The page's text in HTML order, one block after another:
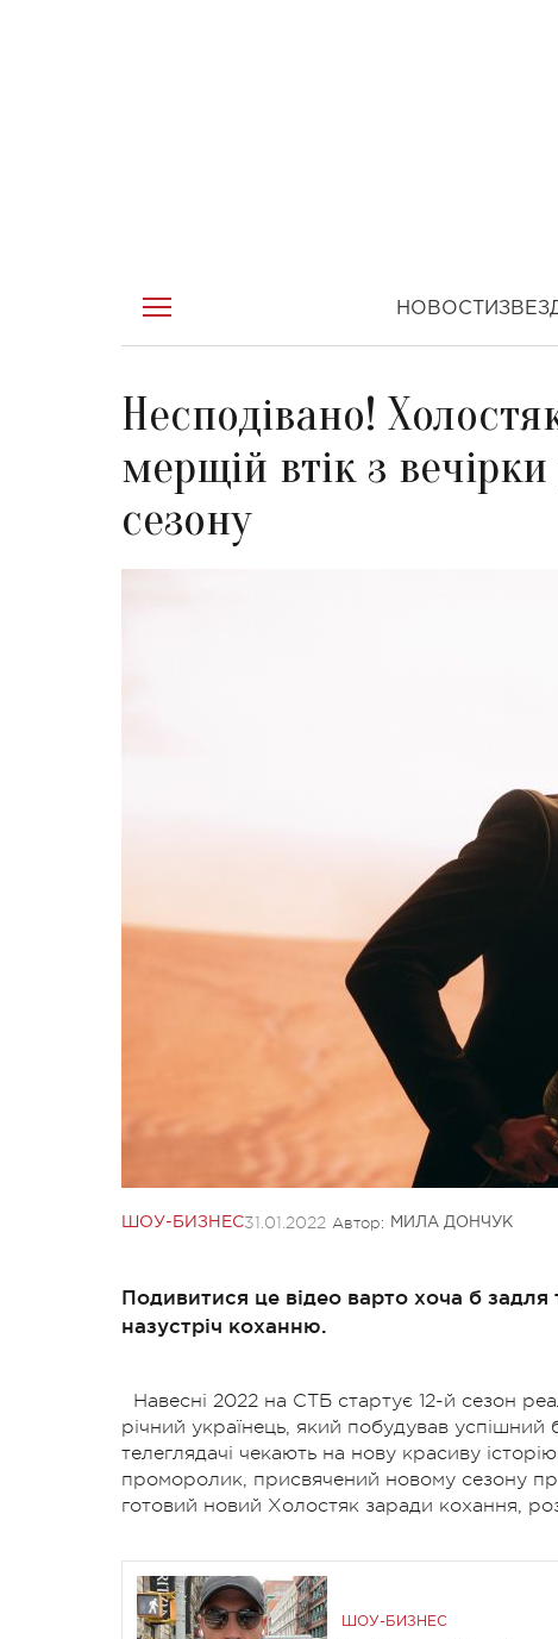
НОВОСТИ
Несподівано!
мерщій втік з
сезону
ШОУ-БИЗНЕС31.01.2022 Автор: МИЛА ДОНЧУК
Подивитися це відео варто хоча б
назустріч коханню.
Навесні 2022 на СТБ стартує 12-й сезон
річний українець, який побудував успішний
телеглядачі чекають на нову красиву
проморолик, присвячений новому сезону
готовий новий Холостяк заради кохання,
ШОУ-БИЗНЕС